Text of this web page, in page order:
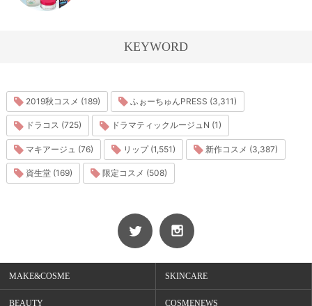
KEYWORD
2019秋コスメ (189) ふぉーちゅんPRESS (3,311)
ドラコス (725) ドラマティックルージュN (1)
マキアージュ (76) リップ (1,551) 新作コスメ (3,387)
資生堂 (169) 限定コスメ (508)
MAKE&COSME SKINCARE
BEAUTY COSMENEWS